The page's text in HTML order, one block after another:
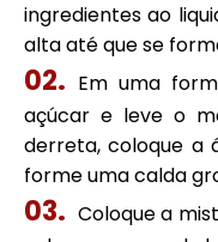
ingredientes ao
alta até que se
Em uma
açúcar e leve o
derreta, coloque a
forme uma calda
Coloque a